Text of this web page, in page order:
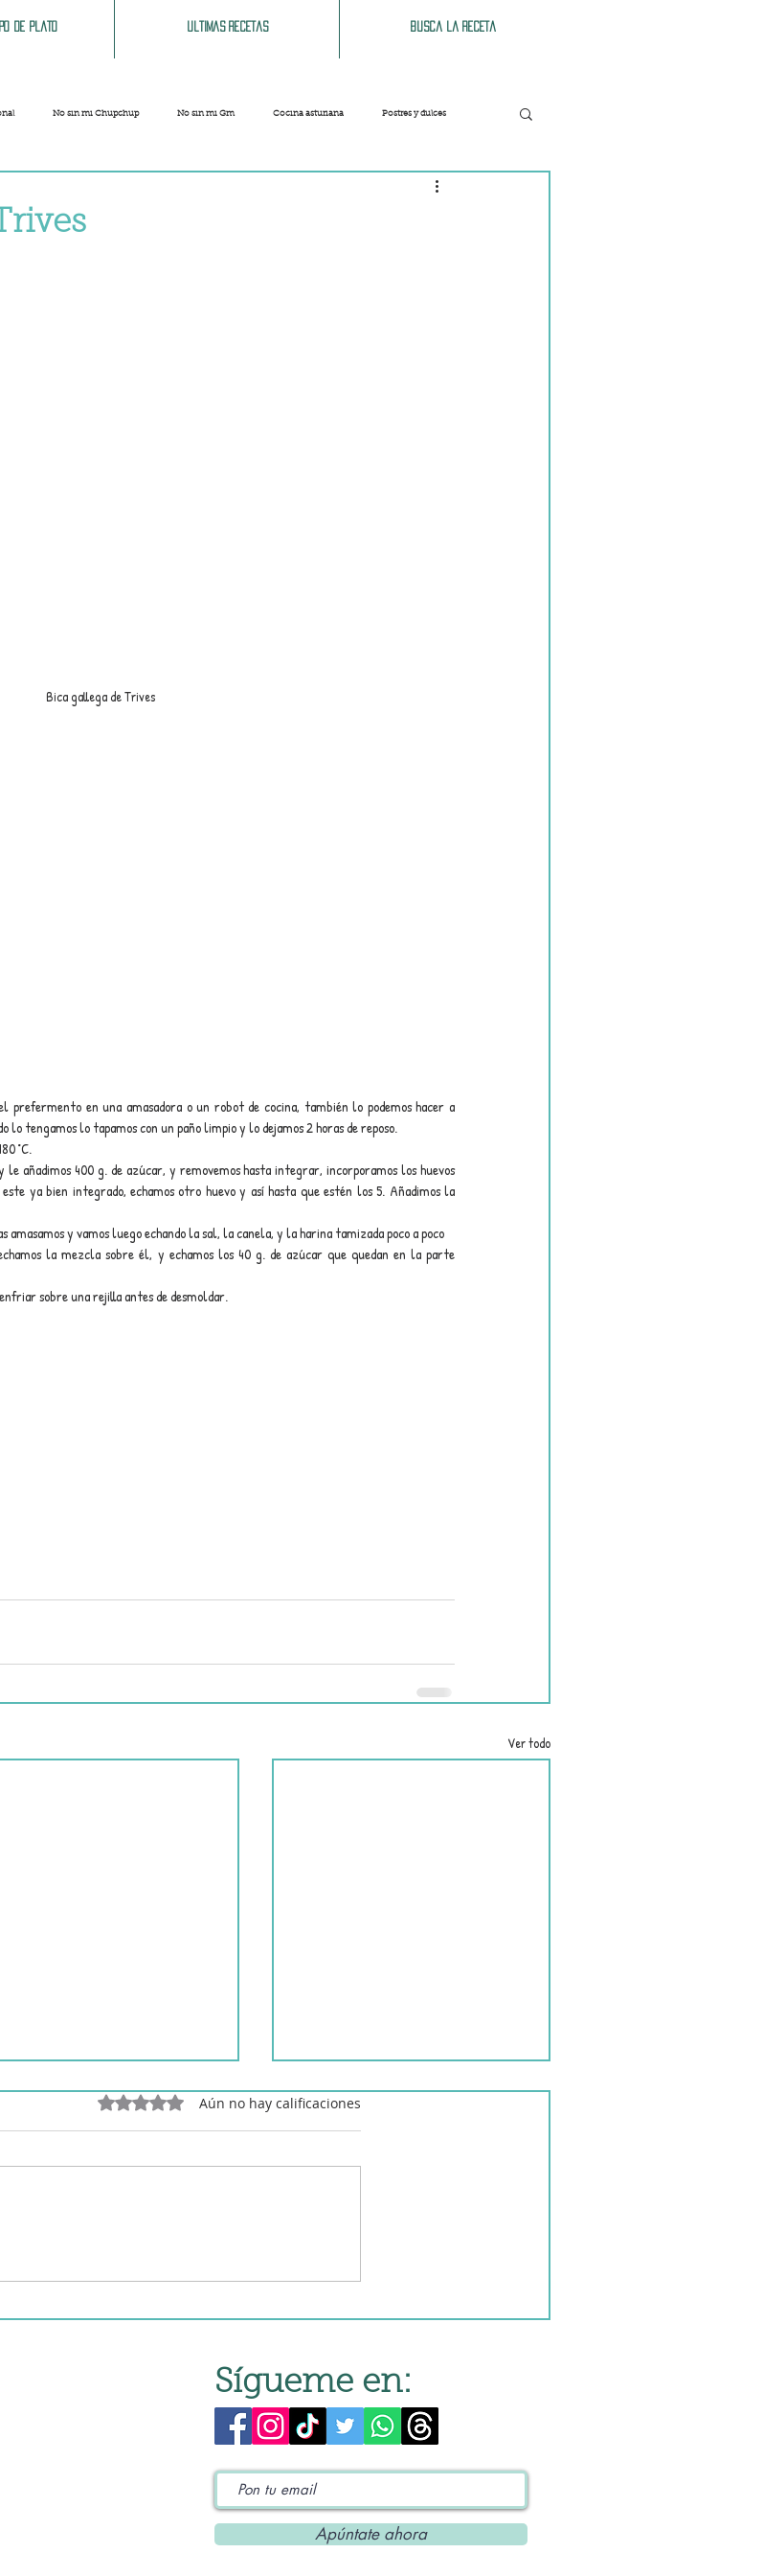
Busca la receta
Ultimas recetas
de plato
No sin mi Chupchup No sin mi Gm Cocina asturiana Postres y dulces
Bebidas
Bica gallega de Trives
prefermento en una amasadora o un robot de cocina, también lo podemos hacer a
lo tengamos lo tapamos con un paño limpio y lo dejamos 2 horas de reposo.
°C.
añadimos 400 g. de azúcar, y removemos hasta integrar, incorporamos los huevos
ya bien integrado, echamos otro huevo y así hasta que estén los 5. Añadimos la
y vamos luego echando la sal, la canela, y la harina tamizada poco a poco
la mezcla sobre él, y echamos los 40 g. de azúcar que quedan en la parte
sobre una rejilla antes de desmoldar.
Ver todo
Obtuvo 0 de 5 estrellas.Aún no hay calificaciones
Sígueme en:
Apúntate ahora